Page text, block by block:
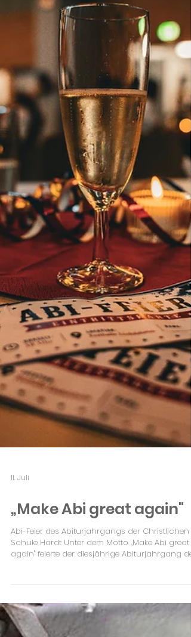
dem es einfach niemanden lange an einem
hielt: Schülerinnen und Schüler, Eltern, Lehrkräfte
und Freunde der Schule kamen und gingen in
fröhlichem Wechsel. Bemerkenswert dabei: Auch
ehemalige Schüler nutzten das Fest, um wieder
vorbeizuschauen u
11. Juli